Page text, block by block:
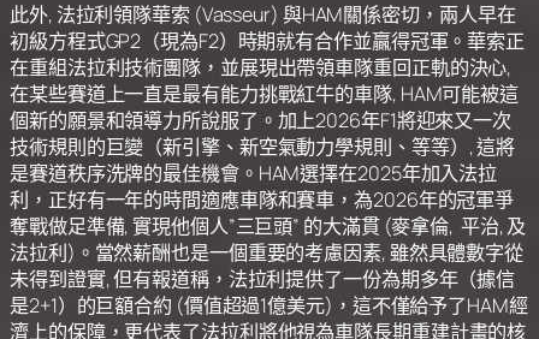
此外, 法拉利領隊華索 (Vasseur) 與HAM關係密切，兩人早在
初級方程式GP2（現為F2）時期就有合作並贏得冠軍。華索正
在重組法拉利技術團隊，並展現出帶領車隊重回正軌的決心,
在某些賽道上一直是最有能力挑戰紅牛的車隊, HAM可能被這
個新的願景和領導力所說服了。加上2026年F1將迎來又一次
技術規則的巨變（新引擎、新空氣動力學規則、等等）, 這將
是賽道秩序洗牌的最佳機會。HAM選擇在2025年加入法拉
利，正好有一年的時間適應車隊和賽車，為2026年的冠軍爭
奪戰做足準備, 實現他個人”三巨頭” 的大滿貫 (麥拿倫, 平治, 及
法拉利)。當然薪酬也是一個重要的考慮因素, 雖然具體數字從
未得到證實, 但有報道稱，法拉利提供了一份為期多年（據信
是2+1）的巨額合約 (價值超過1億美元)，這不僅給予了HAM經
濟上的保障，更代表了法拉利將他視為車隊長期重建計畫的核